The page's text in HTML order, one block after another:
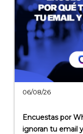
06/08/26
Encuestas por
ignoran tu email